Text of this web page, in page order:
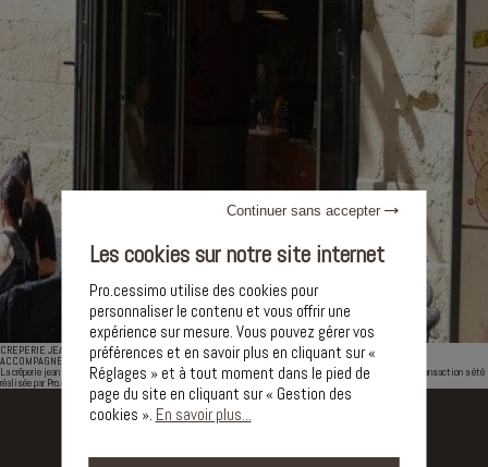
CREPERIE JEAN MOULIN-MONTPELLIER
ACCOMPAGNEMENT PRO.CESSIMMO
La crêperie jean moulin change de propriétaire cette crêperie est située avenue jean moulin à Montpellier la transaction a été
réalisée par Pro.cessimmo
Les cookies sur notre site internet
Pro.cessimo utilise des cookies pour
personnaliser le contenu et vous offrir une
expérience sur mesure. Vous pouvez gérer vos
préférences et en savoir plus en cliquant sur «
Réglages » et à tout moment dans le pied de
page du site en cliquant sur « Gestion des
cookies ». En savoir plus...
Continuer sans accepter